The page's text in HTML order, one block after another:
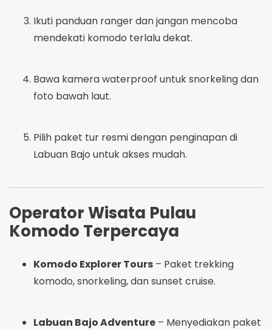
Ikuti panduan ranger dan jangan mencoba
mendekati komodo terlalu dekat.
Bawa kamera waterproof untuk snorkeling dan
foto bawah laut.
Pilih paket tur resmi dengan penginapan di
Labuan Bajo untuk akses mudah.
Operator Wisata Pulau
Komodo Terpercaya
Komodo Explorer Tours – Paket trekking
komodo, snorkeling, dan sunset cruise.
Labuan Bajo Adventure – Menyediakan paket